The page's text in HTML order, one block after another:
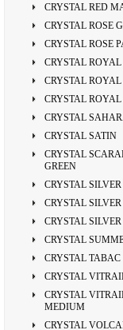
CRYSTAL RED
CRYSTAL ROSE
CRYSTAL ROSE
CRYSTAL
CRYSTAL ROYAL
CRYSTAL ROYAL
CRYSTAL
CRYSTAL SATIN
CRYSTAL
GREEN
CRYSTAL
CRYSTAL
CRYSTAL
CRYSTAL
CRYSTAL TABAC
CRYSTAL
CRYSTAL
MEDIUM
CRYSTAL